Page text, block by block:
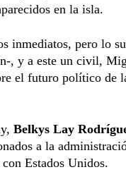
en la isla.
inmediatos, pero lo
, y a este un civil,
el futuro político de
Belkys Lay
a la
Estados Unidos.